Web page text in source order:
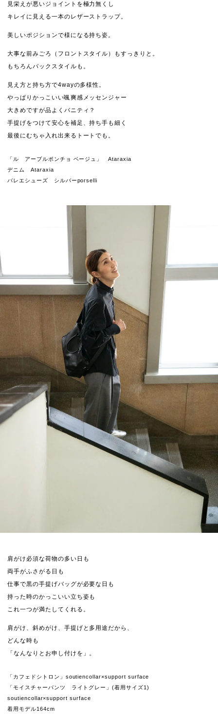
見栄えが悪いジョイントを極力無くし
キレイに見える一本のレザーストラップ。
美しいポジションで様になる持ち姿。
大事な前みごろ（フロントスタイル）もすっきりと。
もちろんバックスタイルも。
見え方と持ち方で4wayの多様性。
やっぱりかっこいい颯爽感メッセンジャー
大きめですが品よくバニティ？
手提げをつけて安心を補足、持ち手も細く
最後にむちゃ入れ出来るトートでも。
「ル アーブルポンチョ ベージュ」 Ataraxia
デニム Ataraxia
バレエシューズ シルバーporselli
肩がけ必須な荷物の多い日も
両手がふさがる日も
仕事で黒の手提げバッグが必要な日も
持った時のかっこいい立ち姿も
これ一つが満たしてくれる。
肩がけ、斜めがけ、手提げと多用途だから、
どんな時も
「なんなりとお申し付けを」。
「カフェドシトロン」soutiencollar×support surface
「モイスチャーパンツ ライトグレー」(着用サイズ1)
soutiencollar×support surface
着用モデル164cm